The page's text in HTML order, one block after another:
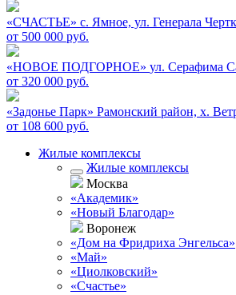
«СЧАСТЬЕ» c. Ямное, ул. Генерала
от 500 000 руб.
«НОВОЕ ПОДГОРНОЕ» ул. Серафима
от 320 000 руб.
«Задонье Парк» Рамонский район, х.
от 108 600 руб.
Жилые комплексы
Жилые комплексы
Москва
«Академик»
«Новый Благодар»
Воронеж
«Дом на Фридриха Энгельса»
«Май»
«Циолковский»
«Счастье»